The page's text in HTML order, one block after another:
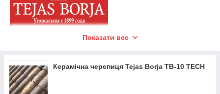
Керамічна черепиця Tejas Borja - інвестиція в
У 1898 році в Іспанії на землях Аліканте, заснована перша
фабрика по виробництву керамічної черепиці. З того часу
Показати все
Керамічна черепиця Tejas Borja TB-10 TECH